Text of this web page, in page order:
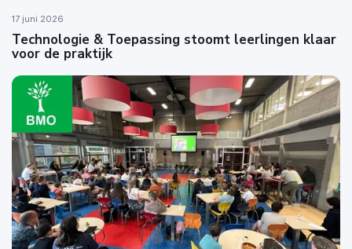
17 juni 2026
Technologie & Toepassing stoomt leerlingen klaar
voor de praktijk